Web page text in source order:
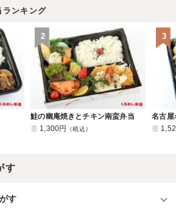
ランキング
2
鮭の幽庵焼きとチキン南蛮弁当
1,300円
（税込）
3
名古屋
す
す